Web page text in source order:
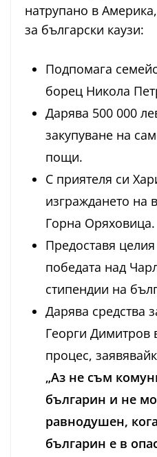
натрупано в
за български каузи:
Подпомага
борец Никола
Дарява 500 000
закупуване на
пощи.
С приятеля си
изграждането на
Горна Оряховица.
Предоставя
победата над
стипендии на
Дарява средства
Георги Димитров
процес,
„Аз не съм
българин и не
равнодушен,
българин е в